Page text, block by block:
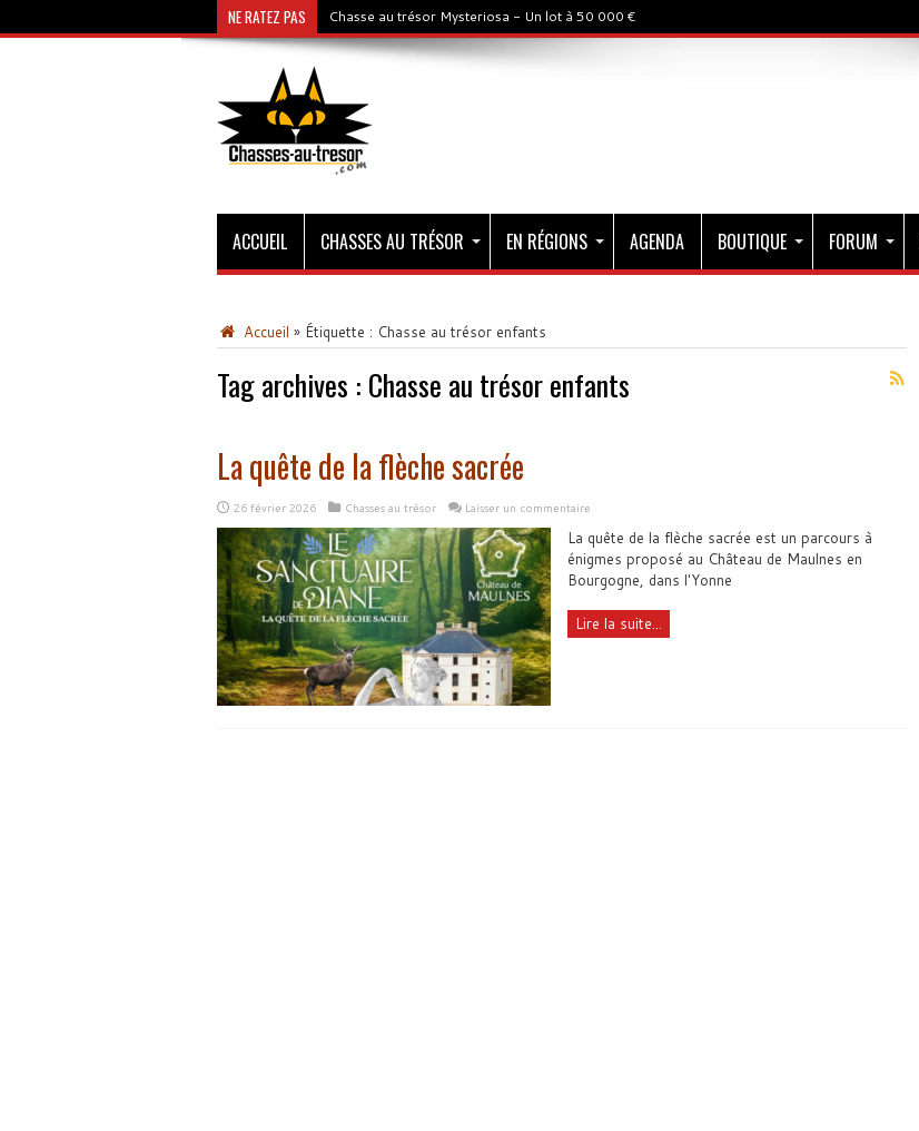
NE RATEZ PAS Chasse au trésor Mysteriosa - Un lot à 50 000 €
ACCUEIL CHASSES AU TRÉSOR EN RÉGIONS AGENDA BOUTIQUE FORUM
Accueil » Étiquette : Chasse au trésor enfants
Tag archives : Chasse au trésor enfants
La quête de la flèche sacrée
26 février 2026 Chasses au trésor Laisser un commentaire
La quête de la flèche sacrée est un parcours à
énigmes proposé au Château de Maulnes en
Bourgogne, dans l'Yonne
Lire la suite...